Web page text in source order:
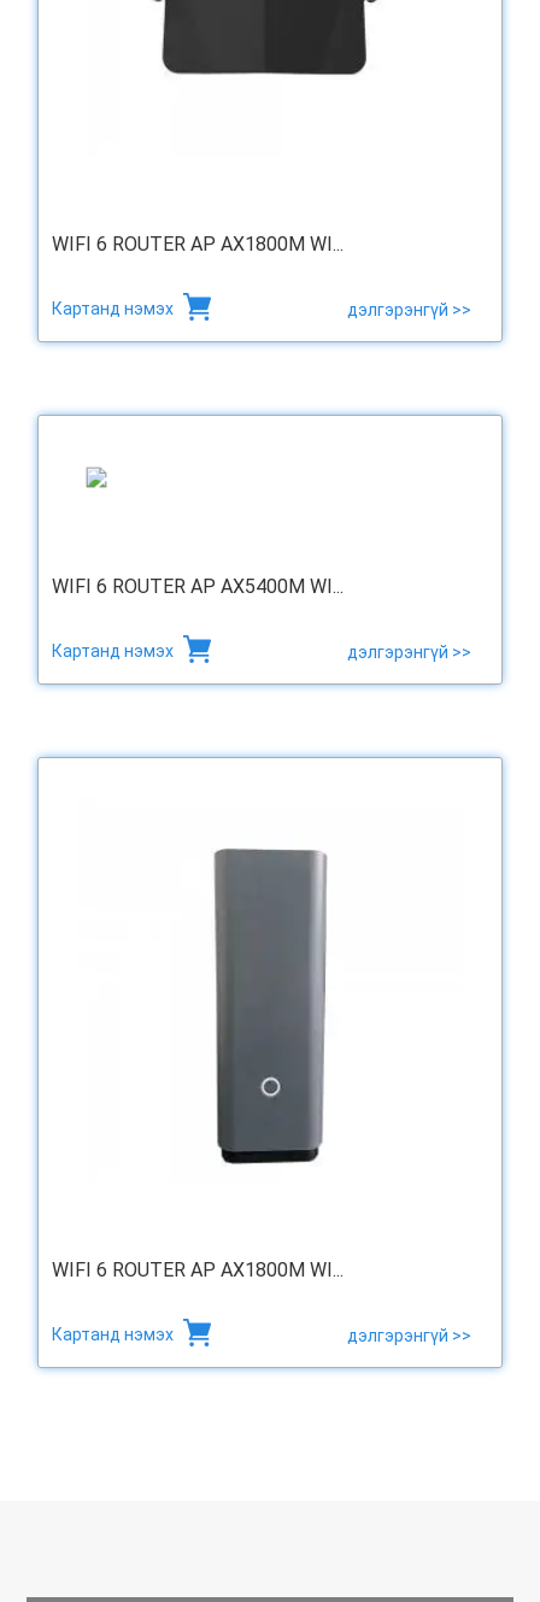
WIFI 6 ROUTER AP AX1800M WI...
Картанд нэмэх дэлгэрэнгүй >>
WIFI 6 ROUTER AP AX5400M WI...
Картанд нэмэх дэлгэрэнгүй >>
WIFI 6 ROUTER AP AX1800M WI...
Картанд нэмэх дэлгэрэнгүй >>